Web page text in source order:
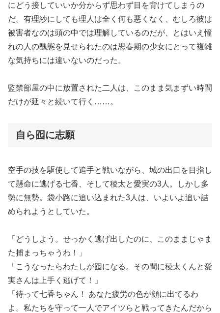
にどう接していいか分からず思わず目を背けてしまうの
だ。有理紗にしても理人は全く何も悪くなく、むしろ彼は
被害者なのは頭の中では理解しているのだが、とはいえ憧
れの人の醜態を見せられたのは思春期の少女にとって複雑
な気持ちには違いないのだった。
監禁部屋の中に放置された二人は、このまま気まずい時間
だけが延々と続いて行く……。
自ら囮に志願
空手の技を駆使して追手と戦いながら、城の出口を目指し
て懸命に逃げる七香、そして稜太と愛実の3人。しかし多
勢に無勢。袋小路に追い込まれた3人は、いよいよ追い詰
められようとしていた。
「どうしよう。せっかく逃げ出したのに、このままじゃま
た捕まっちゃうわ！」
「こうなったらわたしが囮になる。その間に稜太くんと愛
実さんは上手く逃げて！」
「待って七香ちゃん！ あなた疲労の色が顔に出てるわ
よ。私たちを守って一人でアイツらと戦ってきたんだから